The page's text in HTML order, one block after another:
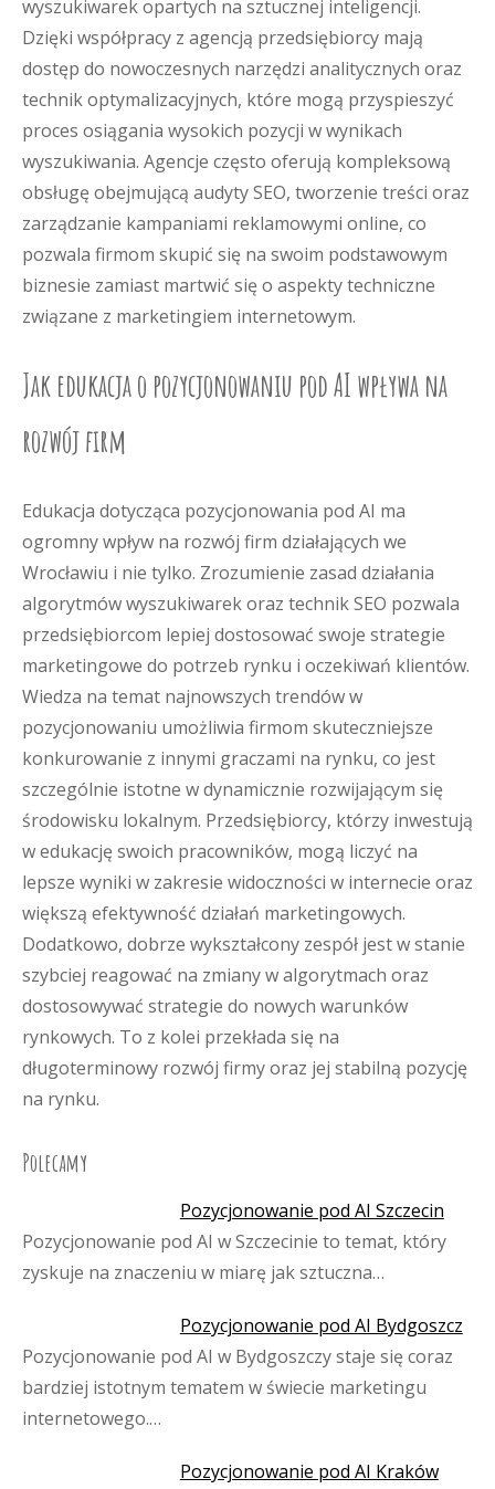
wyszukiwarek opartych na sztucznej inteligencji.
Dzięki współpracy z agencją przedsiębiorcy mają
dostęp do nowoczesnych narzędzi analitycznych oraz
technik optymalizacyjnych, które mogą przyspieszyć
proces osiągania wysokich pozycji w wynikach
wyszukiwania. Agencje często oferują kompleksową
obsługę obejmującą audyty SEO, tworzenie treści oraz
zarządzanie kampaniami reklamowymi online, co
pozwala firmom skupić się na swoim podstawowym
biznesie zamiast martwić się o aspekty techniczne
związane z marketingiem internetowym.
Jak edukacja o pozycjonowaniu pod AI wpływa na
rozwój firm
Edukacja dotycząca pozycjonowania pod AI ma
ogromny wpływ na rozwój firm działających we
Wrocławiu i nie tylko. Zrozumienie zasad działania
algorytmów wyszukiwarek oraz technik SEO pozwala
przedsiębiorcom lepiej dostosować swoje strategie
marketingowe do potrzeb rynku i oczekiwań klientów.
Wiedza na temat najnowszych trendów w
pozycjonowaniu umożliwia firmom skuteczniejsze
konkurowanie z innymi graczami na rynku, co jest
szczególnie istotne w dynamicznie rozwijającym się
środowisku lokalnym. Przedsiębiorcy, którzy inwestują
w edukację swoich pracowników, mogą liczyć na
lepsze wyniki w zakresie widoczności w internecie oraz
większą efektywność działań marketingowych.
Dodatkowo, dobrze wykształcony zespół jest w stanie
szybciej reagować na zmiany w algorytmach oraz
dostosowywać strategie do nowych warunków
rynkowych. To z kolei przekłada się na
długoterminowy rozwój firmy oraz jej stabilną pozycję
na rynku.
Polecamy
Pozycjonowanie pod AI Szczecin
Pozycjonowanie pod AI w Szczecinie to temat, który
zyskuje na znaczeniu w miarę jak sztuczna…
Pozycjonowanie pod AI Bydgoszcz
Pozycjonowanie pod AI w Bydgoszczy staje się coraz
bardziej istotnym tematem w świecie marketingu
internetowego.…
Pozycjonowanie pod AI Kraków